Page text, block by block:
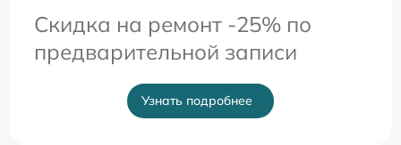
Скидка на ремонт -25% по
предварительной записи
Узнать подробнее